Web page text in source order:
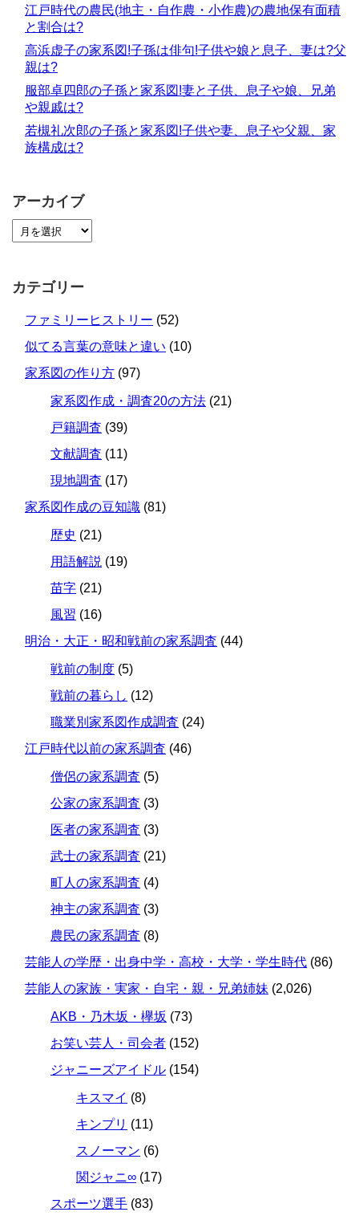
江戸時代の農民(地主・自作農・小作農)の農地保有面積
と割合は?
高浜虚子の家系図!子孫は俳句!子供や娘と息子、妻は?父
親は?
服部卓四郎の子孫と家系図!妻と子供、息子や娘、兄弟
や親戚は?
若槻礼次郎の子孫と家系図!子供や妻、息子や父親、家
族構成は?
アーカイブ
カテゴリー
ファミリーヒストリー (52)
似てる言葉の意味と違い (10)
家系図の作り方 (97)
家系図作成・調査20の方法 (21)
戸籍調査 (39)
文献調査 (11)
現地調査 (17)
家系図作成の豆知識 (81)
歴史 (21)
用語解説 (19)
苗字 (21)
風習 (16)
明治・大正・昭和戦前の家系調査 (44)
戦前の制度 (5)
戦前の暮らし (12)
職業別家系図作成調査 (24)
江戸時代以前の家系調査 (46)
僧侶の家系調査 (5)
公家の家系調査 (3)
医者の家系調査 (3)
武士の家系調査 (21)
町人の家系調査 (4)
神主の家系調査 (3)
農民の家系調査 (8)
芸能人の学歴・出身中学・高校・大学・学生時代 (86)
芸能人の家族・実家・自宅・親・兄弟姉妹 (2,026)
AKB・乃木坂・欅坂 (73)
お笑い芸人・司会者 (152)
ジャニーズアイドル (154)
キスマイ (8)
キンプリ (11)
スノーマン (6)
関ジャニ∞ (17)
スポーツ選手 (83)